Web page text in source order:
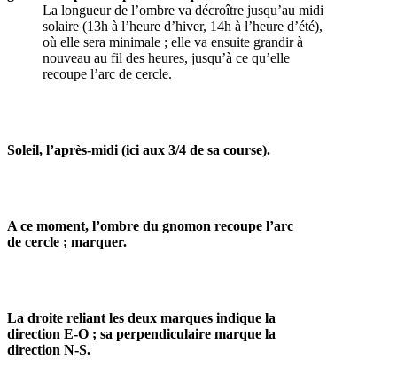
La longueur de l’ombre va décroître jusqu’au midi
solaire (13h à l’heure d’hiver, 14h à l’heure d’été),
où elle sera minimale ; elle va ensuite grandir à
nouveau au fil des heures, jusqu’à ce qu’elle
recoupe l’arc de cercle.
Soleil, l’après-midi (ici aux 3/4 de sa course).
A ce moment, l’ombre du gnomon recoupe l’arc
de cercle ; marquer.
La droite reliant les deux marques indique la
direction E-O ; sa perpendiculaire marque la
direction N-S.